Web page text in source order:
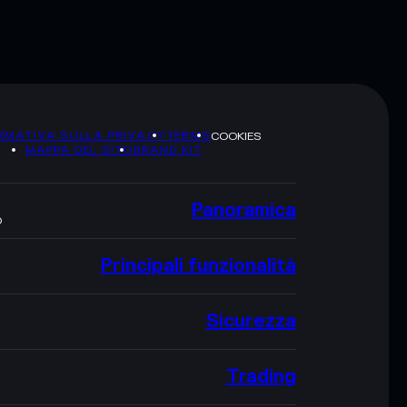
SULLA PRIVACYTERMSCOOKIES
MAPPA DEL SITOBRAND KIT
Panoramica
Principali funzionalità
Sicurezza
Trading